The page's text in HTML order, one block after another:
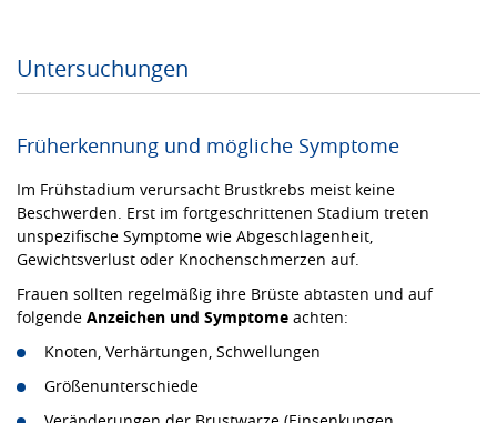
Untersuchungen
Früherkennung und mögliche Symptome
Im Frühstadium verursacht Brustkrebs meist keine
Beschwerden. Erst im fortgeschrittenen Stadium treten
unspezifische Symptome wie Abgeschlagenheit,
Gewichtsverlust oder Knochenschmerzen auf.
Frauen sollten regelmäßig ihre Brüste abtasten und auf
folgende Anzeichen und Symptome achten:
Knoten, Verhärtungen, Schwellungen
Größenunterschiede